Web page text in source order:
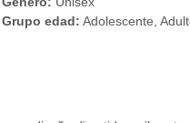
Grupo edad: Adolescente,